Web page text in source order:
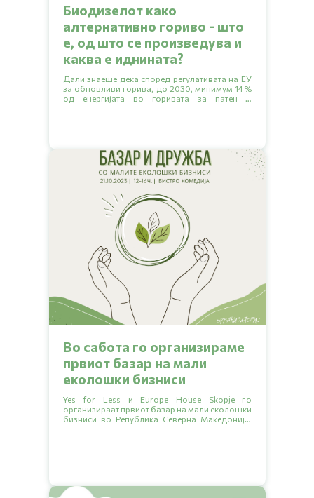
Биодизелот како
алтернативно гориво - што
е, од што се произведува и
каква е иднината?
Дали знаеше дека според регулативата на ЕУ
за обновливи горива, до 2030, минимум 14%
од енергијата во горивата за патен и
Во сабота го организираме
првиот базар на мали
еколошки бизниси
Yes for Less и Europe House Skopje го
организираат првиот базар на мали еколошки
бизниси во Република Северна Македонија.